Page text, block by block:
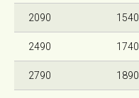
2090 1540
2490 1740
2790 1890